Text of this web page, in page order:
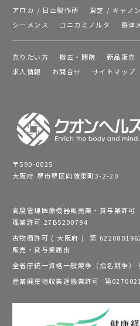
アロカ / 日立製作所
東芝 / キャノン
シーメンス
コニカミノルタ 島津
売りたい方 撤去・閉院 新品販売
求人情報
お問合せ サイトマップ
〒590-0025
大阪府 堺市堺区向陵東町3-2-20
高度管理医療機器販売業・貸与業
理業許可 27BS200794
古物商許可 ( 大阪府 ) 第
販売・貸与業届出
全省庁統一資格一般競争（指名競争
産業廃棄物収集運搬業許可 第